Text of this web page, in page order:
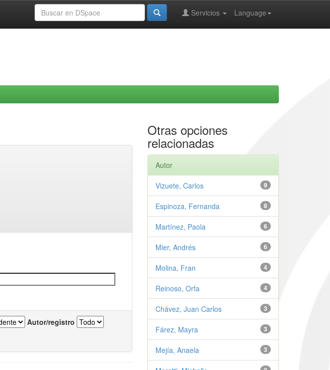
Language
Servicios
Autor/registro
Otras opciones
relacionadas
Autor
9
Vizuete, Carlos
8
Espinoza, Fernanda
6
Martínez, Paola
6
Mier, Andrés
4
Molina, Fran
4
Reinoso, Orfa
3
Chávez, Juan Carlos
3
Fárez, Mayra
3
Mejía, Anaela